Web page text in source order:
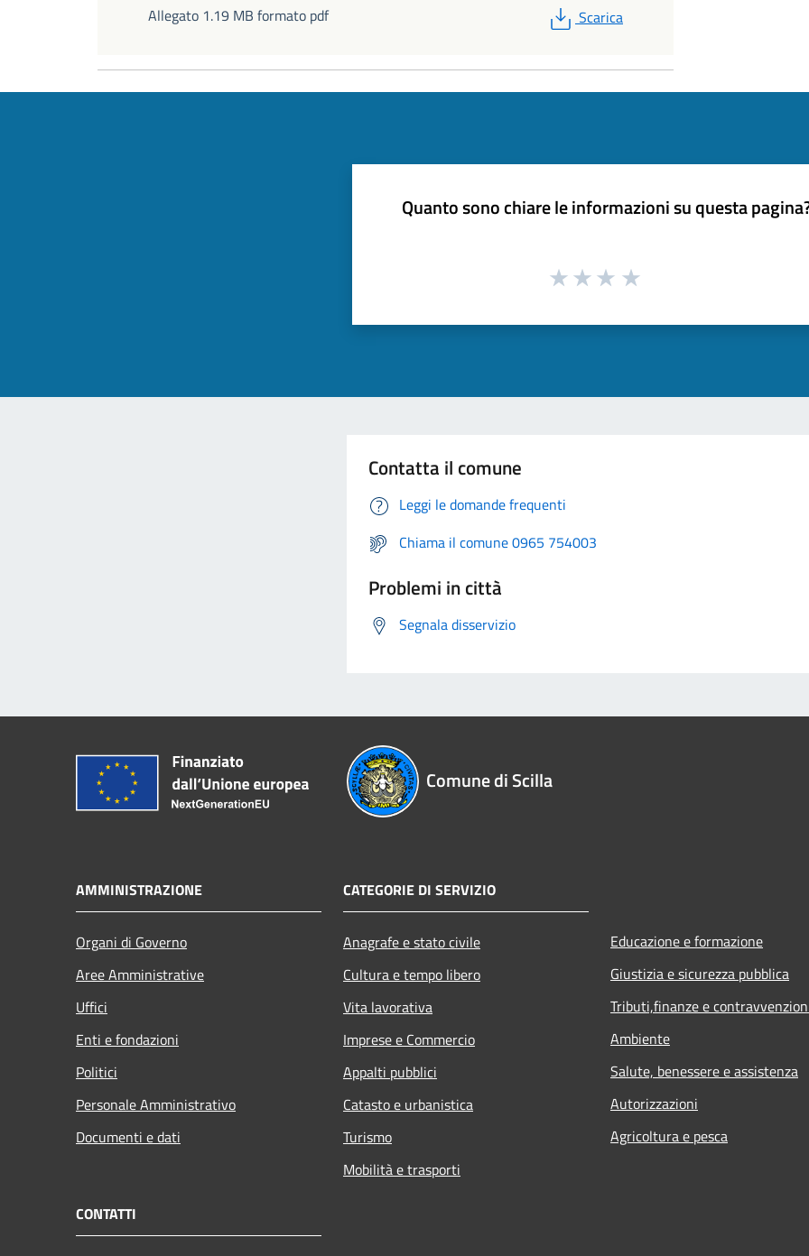
Allegato 1.19 MB formato pdf
PDF
Scarica
Quanto sono chiare le informazioni su questa
Contatta il comune
Leggi le domande frequenti
Chiama il comune 0965 754003
Problemi in città
Segnala disservizio
Comune di Scilla
AMMINISTRAZIONE
Organi di Governo
Aree Amministrative
Uffici
Enti e fondazioni
Politici
Personale Amministrativo
Documenti e dati
CATEGORIE DI SERVIZIO
Anagrafe e stato civile
Cultura e tempo libero
Vita lavorativa
Imprese e Commercio
Appalti pubblici
Catasto e urbanistica
Turismo
Mobilità e trasporti
Educazione e formazione
Giustizia e sicurezza pubblica
Tributi,finanze e
Ambiente
Salute, benessere e assistenza
Autorizzazioni
Agricoltura e pesca
CONTATTI